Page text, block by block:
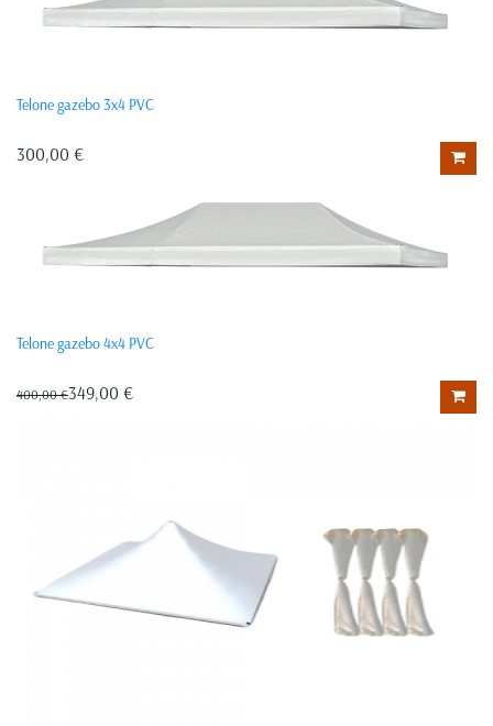
Telone gazebo 3x4 PVC
300,00 €
Telone gazebo 4x4 PVC
400,00 €349,00 €